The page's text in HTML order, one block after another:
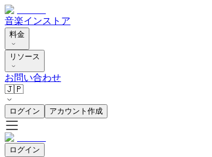
音楽インストア
料金
リソース
お問い合わせ
🇯🇵
ログイン アカウント作成
ログイン